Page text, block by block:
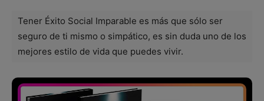
Tener Éxito Social Imparable es más que sólo ser
seguro de ti mismo o simpático, es sin duda uno de los
mejores estilo de vida que puedes vivir.